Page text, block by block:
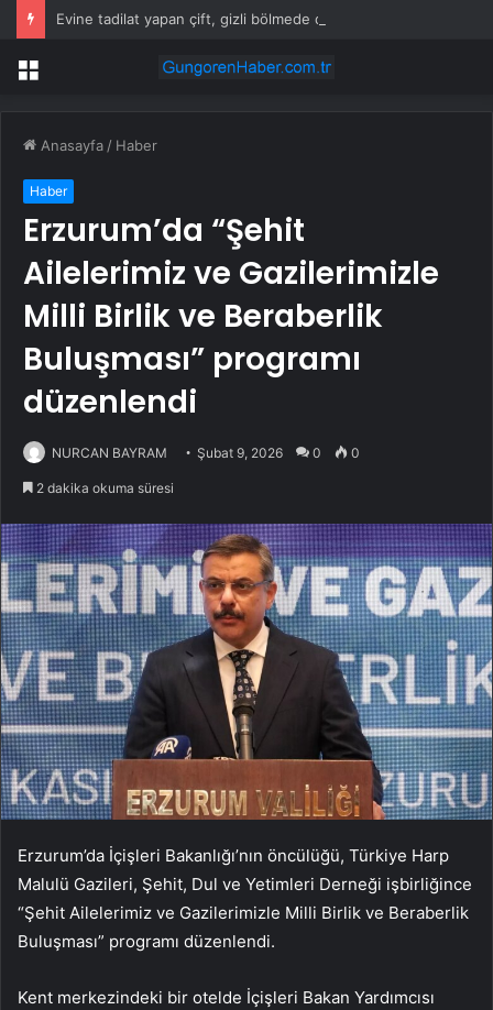
Menü
Anasayfa / Haber
Haber
Erzurum’da “Şehit
Ailelerimiz ve Gazilerimizle
Milli Birlik ve Beraberlik
Buluşması” programı
düzenlendi
NURCAN BAYRAM Şubat 9, 2026 0 0
2 dakika okuma süresi
Erzurum’da İçişleri Bakanlığı’nın öncülüğü, Türkiye Harp
Malulü Gazileri, Şehit, Dul ve Yetimleri Derneği işbirliğince
“Şehit Ailelerimiz ve Gazilerimizle Milli Birlik ve Beraberlik
Buluşması” programı düzenlendi.
Kent merkezindeki bir otelde İçişleri Bakan Yardımcısı